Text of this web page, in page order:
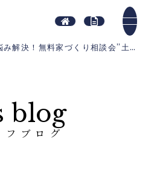
“お悩み解決！無料家づくり相談会”土地探し勉強会
blog
フブログ